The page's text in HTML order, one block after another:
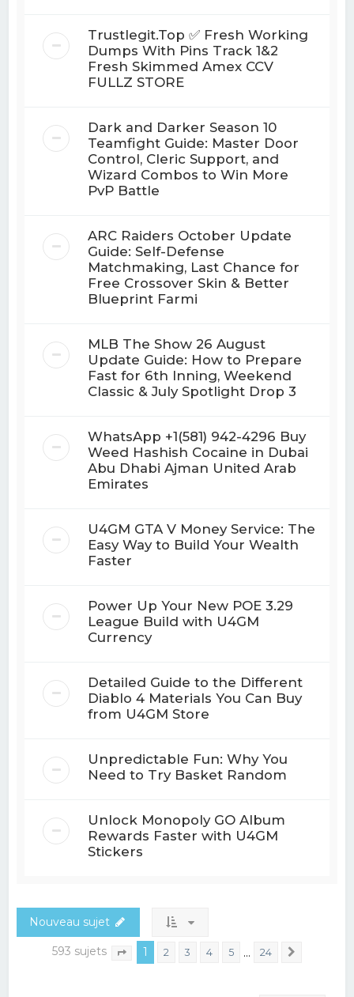
Trustlegit.Top ✅ Fresh Working
Dumps With Pins Track 1&2
Fresh Skimmed Amex CCV
FULLZ STORE
Dark and Darker Season 10
Teamfight Guide: Master Door
Control, Cleric Support, and
Wizard Combos to Win More
PvP Battle
ARC Raiders October Update
Guide: Self-Defense
Matchmaking, Last Chance for
Free Crossover Skin & Better
Blueprint Farmi
MLB The Show 26 August
Update Guide: How to Prepare
Fast for 6th Inning, Weekend
Classic & July Spotlight Drop 3
WhatsApp +1(581) 942-4296 Buy
Weed Hashish Cocaine in Dubai
Abu Dhabi Ajman United Arab
Emirates
U4GM GTA V Money Service: The
Easy Way to Build Your Wealth
Faster
Power Up Your New POE 3.29
League Build with U4GM
Currency
Detailed Guide to the Different
Diablo 4 Materials You Can Buy
from U4GM Store
Unpredictable Fun: Why You
Need to Try Basket Random
Unlock Monopoly GO Album
Rewards Faster with U4GM
Stickers
Nouveau sujet
593 sujets Page sur 24
1 2 3 4 5 … 24